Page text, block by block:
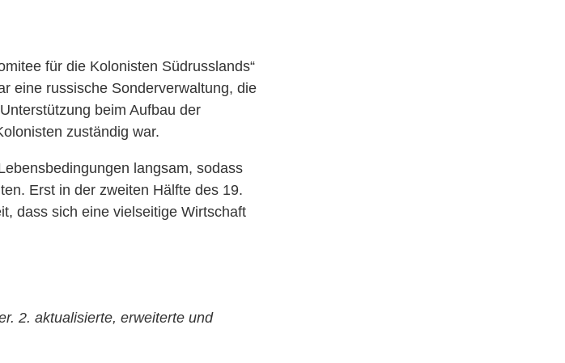
für die Kolonisten Südrusslands“
eine russische Sonderverwaltung, die
beim Aufbau der
zuständig war.
langsam, sodass
Erst in der zweiten Hälfte des 19.
dass sich eine vielseitige Wirtschaft
2. aktualisierte, erweiterte und